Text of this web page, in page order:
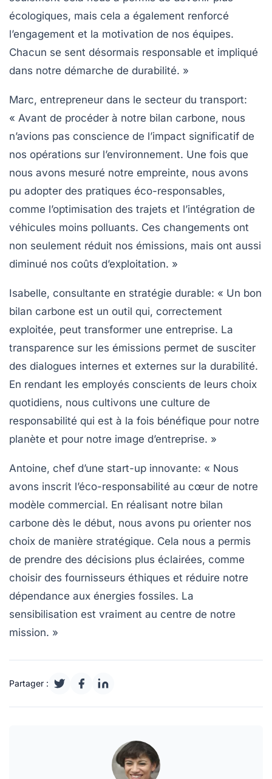
écologiques, mais cela a également renforcé
l’engagement et la motivation de nos équipes.
Chacun se sent désormais responsable et impliqué
dans notre démarche de durabilité. »
Marc, entrepreneur dans le secteur du transport:
« Avant de procéder à notre bilan carbone, nous
n’avions pas conscience de l’impact significatif de
nos opérations sur l’environnement. Une fois que
nous avons mesuré notre empreinte, nous avons
pu adopter des pratiques éco-responsables,
comme l’optimisation des trajets et l’intégration de
véhicules moins polluants. Ces changements ont
non seulement réduit nos émissions, mais ont aussi
diminué nos coûts d’exploitation. »
Isabelle, consultante en stratégie durable: « Un bon
bilan carbone est un outil qui, correctement
exploitée, peut transformer une entreprise. La
transparence sur les émissions permet de susciter
des dialogues internes et externes sur la durabilité.
En rendant les employés conscients de leurs choix
quotidiens, nous cultivons une culture de
responsabilité qui est à la fois bénéfique pour notre
planète et pour notre image d’entreprise. »
Antoine, chef d’une start-up innovante: « Nous
avons inscrit l’éco-responsabilité au cœur de notre
modèle commercial. En réalisant notre bilan
carbone dès le début, nous avons pu orienter nos
choix de manière stratégique. Cela nous a permis
de prendre des décisions plus éclairées, comme
choisir des fournisseurs éthiques et réduire notre
dépendance aux énergies fossiles. La
sensibilisation est vraiment au centre de notre
mission. »
Partager :